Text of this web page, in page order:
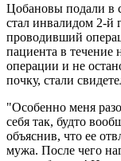
Цобановы подали в
стал инвалидом 2-й
проводивший
пациента в течение
операции и не
почку, стали
"Особенно меня
себя так, будто
объяснив, что ее
мужа. После чего